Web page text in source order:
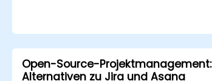
OpenAI, Anthropic oder Google zu senden.
Open-Source-Projektmanagement:
Alternativen zu Jira und Asana